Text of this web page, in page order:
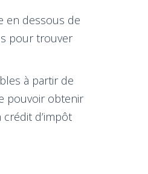
en dessous de
pour trouver
à partir de
pouvoir obtenir
d’impôt